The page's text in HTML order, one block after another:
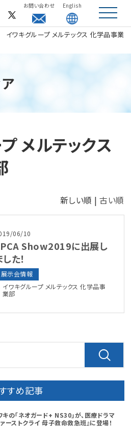
お問い合わせ English
toggle
イワキグループ メルテックス 化学品事業
メルテックス
新しい順 |古い順
06/10
Show2019に出展し
した！
展示会情報
イワキグループ メルテックス 化学品事
業部
すめ記事
キの「ネオガード+ NS30」が、医療ドラマ
ァーストクライ 母子救命救急班』に登場！